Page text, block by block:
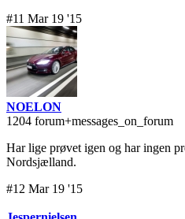
#11 Mar 19 '15
NOELON
1204 forum+messages_on_forum
Har lige prøvet igen og har ingen
Nordsjælland.
#12 Mar 19 '15